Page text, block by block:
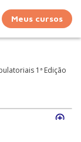
Meus cursos
1ª Edição